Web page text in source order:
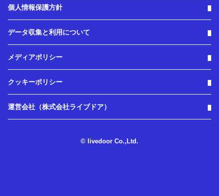
個人情報保護方針
データ収集と利用について
メディアポリシー
クッキーポリシー
運営会社（株式会社ライブドア）
© livedoor Co.,Ltd.